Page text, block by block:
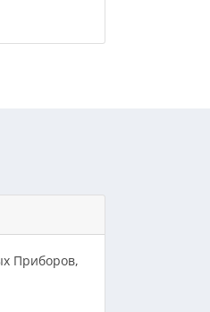
Приборов,